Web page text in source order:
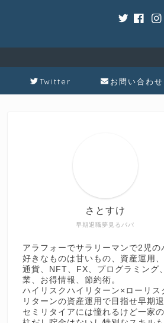
Twitter お問い合わせ
早期退職夢見るパパ
さとすけ
アラフォーでサラリーマンで2児の
好きなものは甘いもの、資産運用
通貨、NFT、FX、プログラミング
業、お得情報、節約術。
ハイリスクハイリターン×ローリス
リターンの資産運用で目指せ早期退
セミリタイアには憧れるけど一家